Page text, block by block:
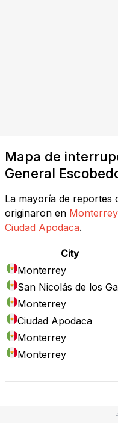
Mapa de
General
La mayoría de reportes
originaron en Monterrey
Ciudad Apodaca.
City
Monterrey
San Nicolás de los
Monterrey
Ciudad Apodaca
Monterrey
Monterrey